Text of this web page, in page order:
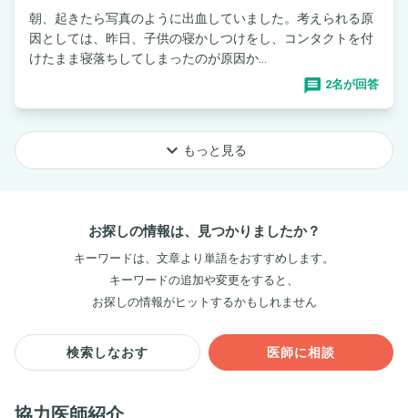
朝、起きたら写真のように出血していました。考えられる原
因としては、昨日、子供の寝かしつけをし、コンタクトを付
けたまま寝落ちしてしまったのが原因か...
2名が回答
keyboard_arrow_down もっと見る
お探しの情報は、見つかりましたか？
キーワードは、文章より単語をおすすめします。
キーワードの追加や変更をすると、
お探しの情報がヒットするかもしれません
検索しなおす 医師に相談